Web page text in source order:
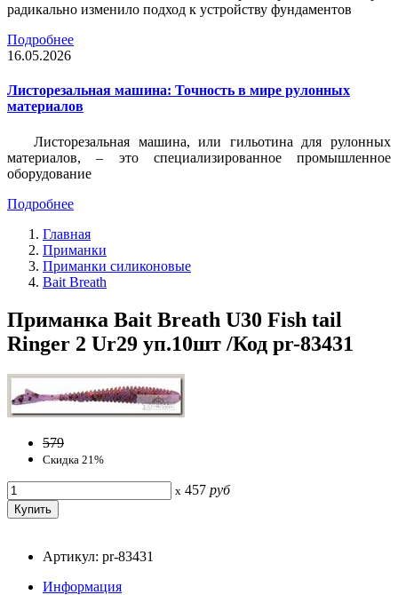
радикально изменило подход к устройству фундаментов
Подробнее
16.05.2026
Листорезальная машина: Точность в мире рулонных
материалов
Листорезальная машина, или гильотина для рулонных
материалов, – это специализированное промышленное
оборудование
Подробнее
Главная
Приманки
Приманки силиконовые
Bait Breath
Приманка Bait Breath U30 Fish tail
Ringer 2 Ur29 уп.10шт /Код pr-83431
579
Скидка 21%
x 457 руб
Артикул: pr-83431
Информация